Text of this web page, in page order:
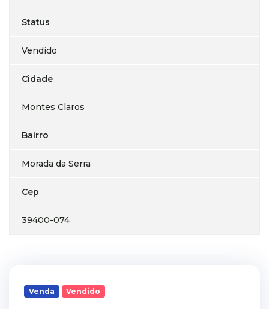
Status
Vendido
Cidade
Montes Claros
Bairro
Morada da Serra
Cep
39400-074
Venda Vendido